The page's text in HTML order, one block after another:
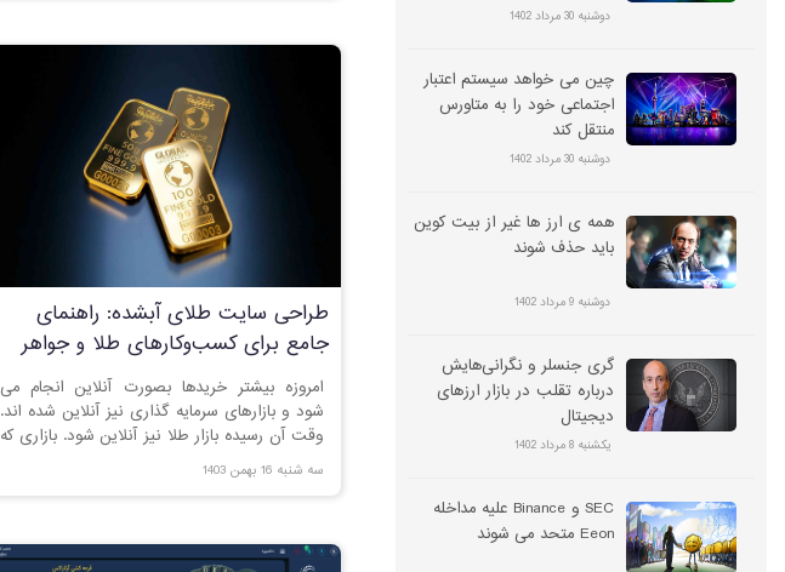
دوشنبه 30 مرداد 1402
چین می خواهد سیستم اعتبار
اجتماعی خود را به متاورس
منتقل کند
دوشنبه 30 مرداد 1402
همه ی ارز ها غیر از بیت کوین
باید حذف شوند
دوشنبه 9 مرداد 1402
گری جنسلر و نگرانی‌هایش
درباره تقلب در بازار ارزهای
دیجیتال
یکشنبه 8 مرداد 1402
SEC و Binance علیه مداخله
Eeon متحد می شوند
طراحی سایت طلای آبشده: راهنمای
جامع برای کسب‌وکارهای طلا و جواهر
امروزه بیشتر خریدها بصورت آنلاین انجام می
شود و بازارهای سرمایه گذاری نیز آنلاین شده اند.
وقت آن رسیده بازار طلا نیز آنلاین شود. بازاری که
خیلی دیر با تکنولوژی وفق پیدا کرده و هنوز
بسیاری از معاملاتش بصورت حضوری انجام می
سه شنبه 16 بهمن 1403